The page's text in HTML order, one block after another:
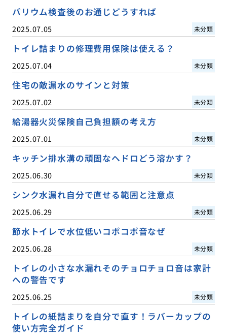
バリウム検査後のお通じどうすれば
2025.07.05 未分類
トイレ詰まりの修理費用保険は使える？
2025.07.04 未分類
住宅の敵漏水のサインと対策
2025.07.02 未分類
給湯器火災保険自己負担額の考え方
2025.07.01 未分類
キッチン排水溝の頑固なヘドロどう溶かす？
2025.06.30 未分類
シンク水漏れ自分で直せる範囲と注意点
2025.06.29 未分類
節水トイレで水位低いコポコポ音なぜ
2025.06.28 未分類
トイレの小さな水漏れそのチョロチョロ音は家計
への警告です
2025.06.25 未分類
トイレの紙詰まりを自分で直す！ラバーカップの
使い方完全ガイド